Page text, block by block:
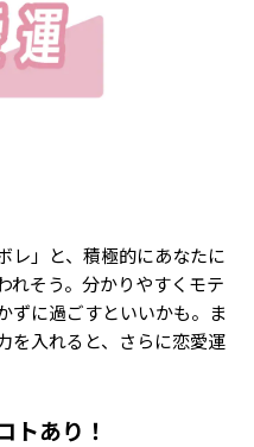
レ」と、積極的にあなたに
れそう。分かりやすくモテ
ずに過ごすといいかも。ま
を入れると、さらに恋愛運
トあり！